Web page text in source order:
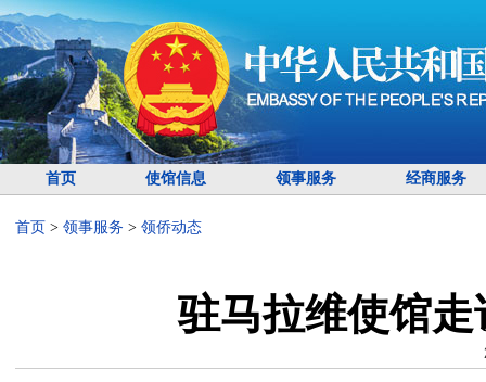
首页 使馆信息 领事服务 经商服务
首页 > 领事服务 > 领侨动态
驻马拉维使馆